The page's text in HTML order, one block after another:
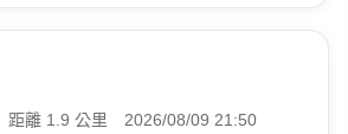
距離 1.9 公里 2026/08/09 21:50